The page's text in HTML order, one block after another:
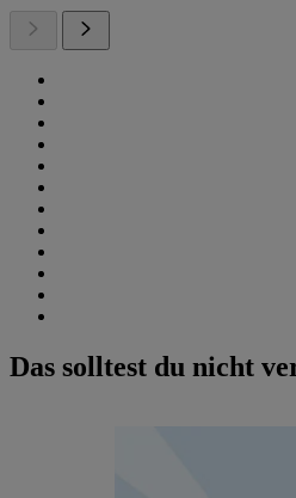
Das solltest du nicht